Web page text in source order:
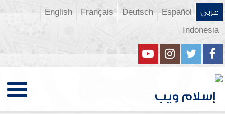
عربي Español
Deutsch
Français
English
Indonesia